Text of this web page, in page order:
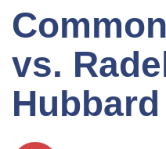
vs.
Hubbard